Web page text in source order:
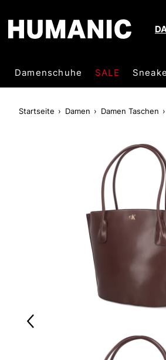
Damenschuhe SALE
Startseite Damen Damen Taschen